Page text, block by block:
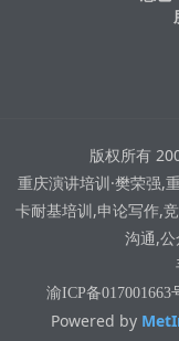
版权所有
重庆演讲培训·樊荣强,
卡耐基培训,申论写作,
沟通,
渝ICP备017001663
Powered by